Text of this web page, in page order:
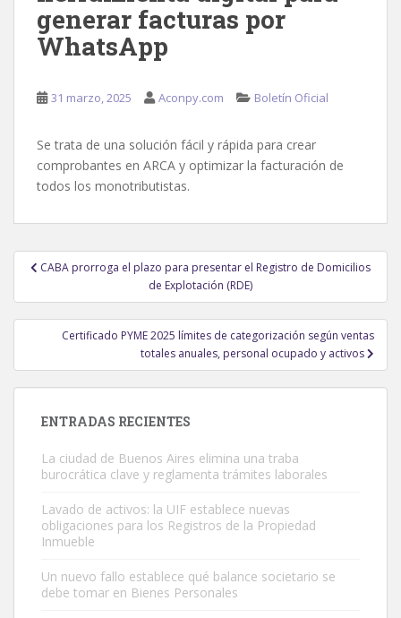
generar facturas por
WhatsApp
31 marzo, 2025 Aconpy.com Boletín Oficial
Se trata de una solución fácil y rápida para crear
comprobantes en ARCA y optimizar la facturación de
todos los monotributistas.
Navegación
entradas
CABA prorroga el plazo para presentar el Registro de Domicilios
de Explotación (RDE)
Certificado PYME 2025 límites de categorización según ventas
totales anuales, personal ocupado y activos
ENTRADAS RECIENTES
La ciudad de Buenos Aires elimina una traba
burocrática clave y reglamenta trámites laborales
Lavado de activos: la UIF establece nuevas
obligaciones para los Registros de la Propiedad
Inmueble
Un nuevo fallo establece qué balance societario se
debe tomar en Bienes Personales